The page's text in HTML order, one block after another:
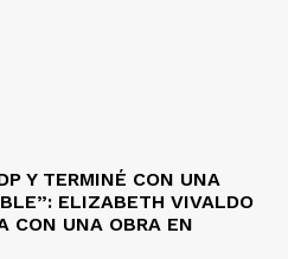
Y TERMINÉ CON UNA
ELIZABETH VIVALDO
CON UNA OBRA EN